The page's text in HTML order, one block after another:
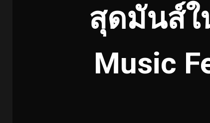
สุดมันส์ใ
Music